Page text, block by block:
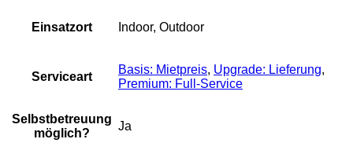
Einsatzort Indoor, Outdoor
Serviceart
Basis: Mietpreis, Upgrade: Lieferung,
Premium: Full-Service
Selbstbetreuung
möglich?
Ja